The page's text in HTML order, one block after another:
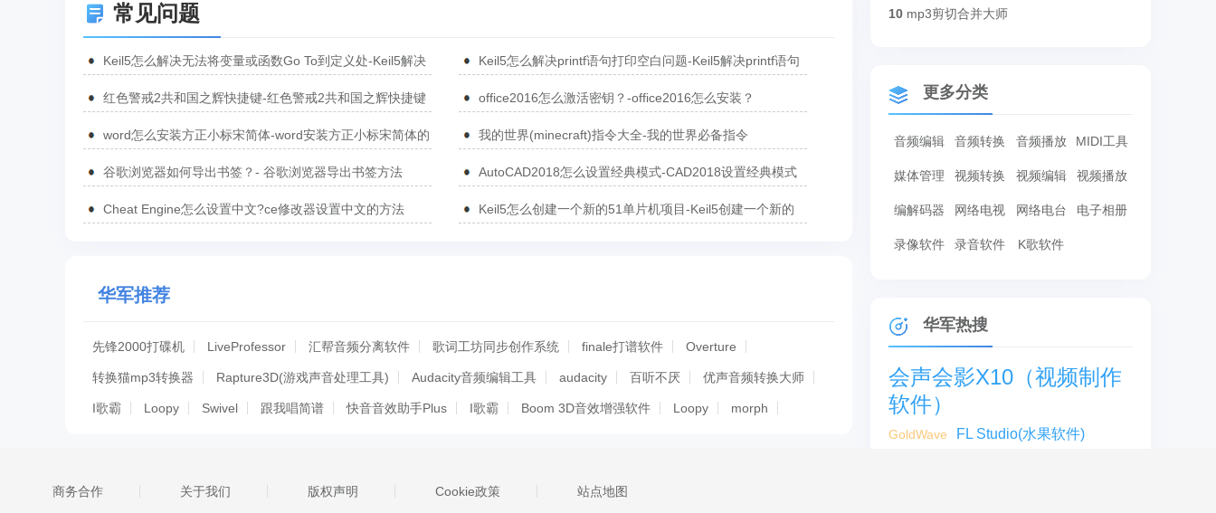
常见问题
Keil5怎么解决无法将变量或函数Go To到定义处-Keil5解决
Keil5怎么解决printf语句打印空白问题-Keil5解决printf语句
红色警戒2共和国之辉快捷键-红色警戒2共和国之辉快捷键
office2016怎么激活密钥？-office2016怎么安装？
word怎么安装方正小标宋简体-word安装方正小标宋简体的
我的世界(minecraft)指令大全-我的世界必备指令
谷歌浏览器如何导出书签？- 谷歌浏览器导出书签方法
AutoCAD2018怎么设置经典模式-CAD2018设置经典模式
Cheat Engine怎么设置中文?ce修改器设置中文的方法
Keil5怎么创建一个新的51单片机项目-Keil5创建一个新的
华军推荐
先锋2000打碟机 LiveProfessor 汇帮音频分离软件 歌词工坊同步创作系统 finale打谱软件 Overture
转换猫mp3转换器 Rapture3D(游戏声音处理工具) Audacity音频编辑工具 audacity 百听不厌 优声音频转换大师
I歌霸 Loopy Swivel 跟我唱简谱 快音音效助手Plus I歌霸 Boom 3D音效增强软件 Loopy morph
BetterNCMII 天琪音频Live机架 批量mp3合成专家 DJ混音软件 Foobar2000音频处理工具
10 mp3剪切合并大师
更多分类
音频编辑 音频转换 音频播放 MIDI工具
媒体管理 视频转换 视频编辑 视频播放
编解码器 网络电视 网络电台 电子相册
录像软件 录音软件 K歌软件
华军热搜
会声会影X10（视频制作
软件）
GoldWave FL Studio(水果软件)
商务合作 关于我们 版权声明 Cookie政策 站点地图